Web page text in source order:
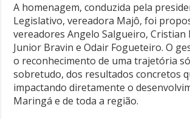
A homenagem, conduzida pela
Legislativo, vereadora Majô, foi
vereadores Angelo Salgueiro, Cristian
Junior Bravin e Odair Fogueteiro. O
o reconhecimento de uma trajetória
sobretudo, dos resultados concretos
impactando diretamente o
Maringá e de toda a região.